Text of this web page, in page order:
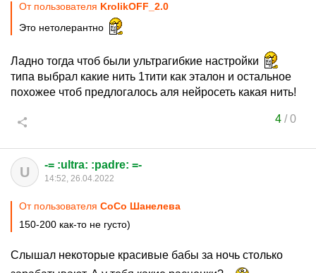
От пользователя KrolikOFF_2.0
Это нетолерантно
Ладно тогда чтоб были ультрагибкие настройки
типа выбрал какие нить 1тити как эталон и остальное
похожее чтоб предлогалось аля нейросеть какая нить!
4/0
U -= :ultra: :padre: =-
14:52, 26.04.2022
От пользователя CoCo Шанелева
150-200 как-то не густо)
Слышал некоторые красивые бабы за ночь столько